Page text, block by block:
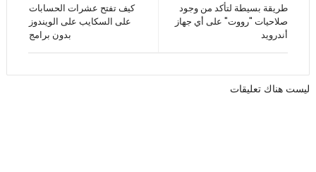
كيف تفتح عشرات الحسابات
على السكايب على الويندوز
بدون برامج
طريقة بسيطة لتأكد من وجود
صلاحيات "رووت" على أي جهاز
أندرويد
ليست هناك تعليقات